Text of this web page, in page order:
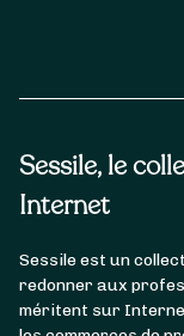
Sessile, le
Internet
Sessile est un
redonner aux
méritent sur